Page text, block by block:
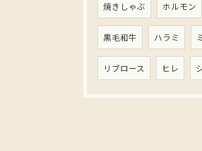
焼きしゃぶ ホルモン
黒毛和牛 ハラミ
リブロース ヒレ